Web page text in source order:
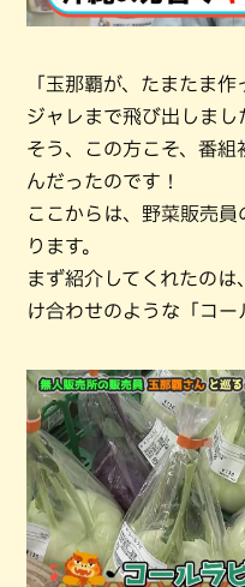
「玉那覇が、たまたま
ジャレまで飛び出しまし
そう、この方こそ、番組
んだったのです！
ここからは、野菜販売
ります。
まず紹介してくれたの
け合わせのような「コー